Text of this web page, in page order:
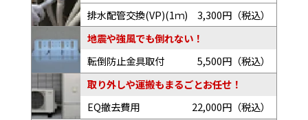
排水配管交換(VP)(1ｍ)
3,300円（税込）
地震や強風でも倒れない！
転倒防止金具取付
5,500円（税込）
取り外しや運搬もまるごとお任せ！
EQ撤去費用
22,000円（税込）